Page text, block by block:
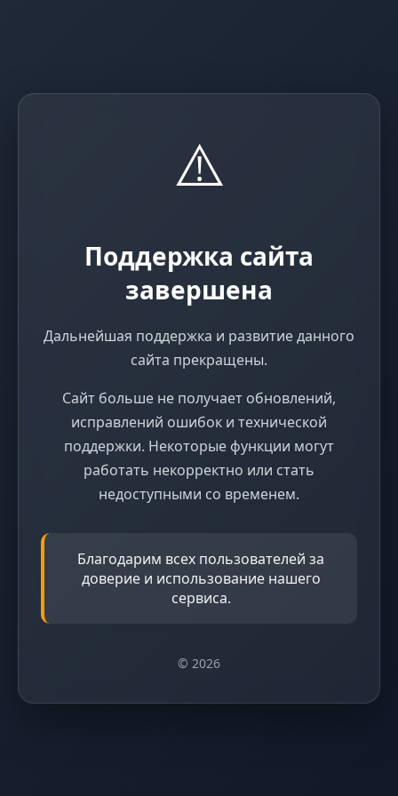
⚠️
Поддержка сайта
завершена
Дальнейшая поддержка и развитие данного
сайта прекращены.
Сайт больше не получает обновлений,
исправлений ошибок и технической
поддержки. Некоторые функции могут
работать некорректно или стать
недоступными со временем.
Благодарим всех пользователей за
доверие и использование нашего
сервиса.
© 2026